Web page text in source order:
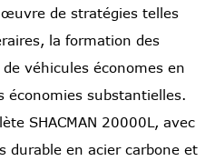
de stratégies telles
la formation des
véhicules économes en
économies substantielles.
SHACMAN 20000L, avec
durable en acier carbone et